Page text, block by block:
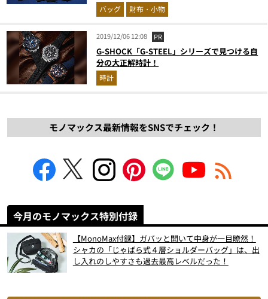
バッグ 財布・小物
2019/12/06 12:08 PR
G-SHOCK「G-STEEL」シリーズで見つける自
分の大正解時計！
時計
モノマックス最新情報をSNSでチェック！
今月のモノマックス特別付録
【MonoMax付録】ガバッと開いて中身が一目瞭然！
シャカの「じゃばら式４層ショルダーバッグ」は、出
し入れのしやすさも過去最高レベルだった！